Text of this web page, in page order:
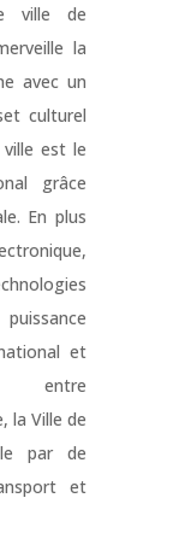
ville de
la
avec un
culturel
est le
grâce
En plus
et
entre
la Ville de
par de
et